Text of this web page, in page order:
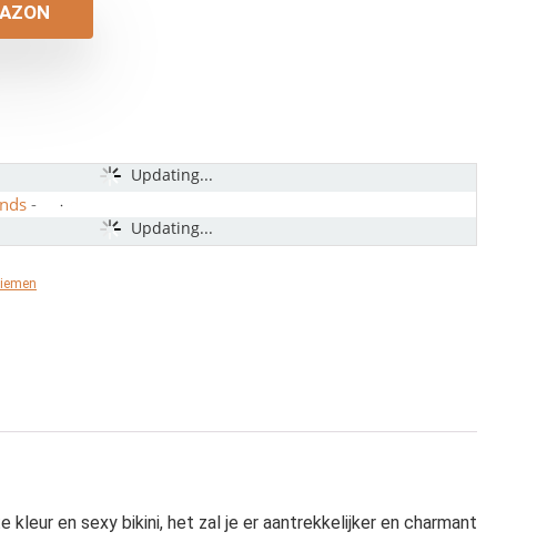
Updating...
Updating...
-
en sexy bikini, het zal je er aantrekkelijker en charmant